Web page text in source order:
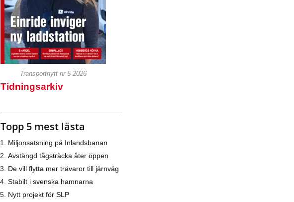
Transportnytt nr 5-2026
Tidningsarkiv
Topp 5 mest lästa
Miljonsatsning på Inlandsbanan
Avstängd tågsträcka åter öppen
De vill flytta mer trävaror till järnväg
Stabilt i svenska hamnarna
Nytt projekt för SLP